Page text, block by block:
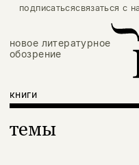
подписатьсясвязаться с
новое литературное
обозрение
книги
темы